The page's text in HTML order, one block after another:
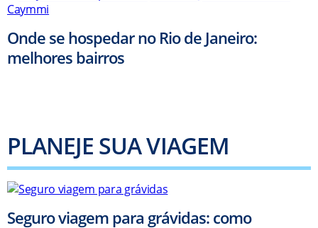
Onde se hospedar no Rio de Janeiro:
melhores bairros
PLANEJE SUA VIAGEM
Seguro viagem para grávidas: como